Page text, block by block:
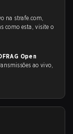
na strafe.com,
como esta, visite o
Open
ao vivo,